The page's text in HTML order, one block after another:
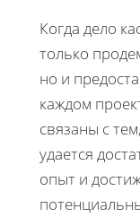
Когда дело
только
но и
каждом
связаны с
удается
опыт и